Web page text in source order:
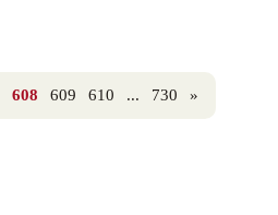
608 609 610 ... 730 »